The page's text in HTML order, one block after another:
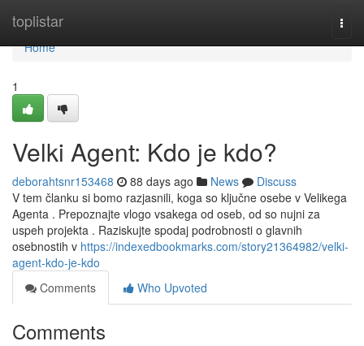
toplistar
Home
Home
1
Velki Agent: Kdo je kdo?
deborahtsnr153468 88 days ago News
Discuss
V tem članku si bomo razjasnili, koga so ključne osebe v Velikega
Agenta . Prepoznajte vlogo vsakega od oseb, od so nujni za
uspeh projekta . Raziskujte spodaj podrobnosti o glavnih
osebnostih v https://indexedbookmarks.com/story21364982/velki-
agent-kdo-je-kdo
Comments
Who Upvoted
Comments